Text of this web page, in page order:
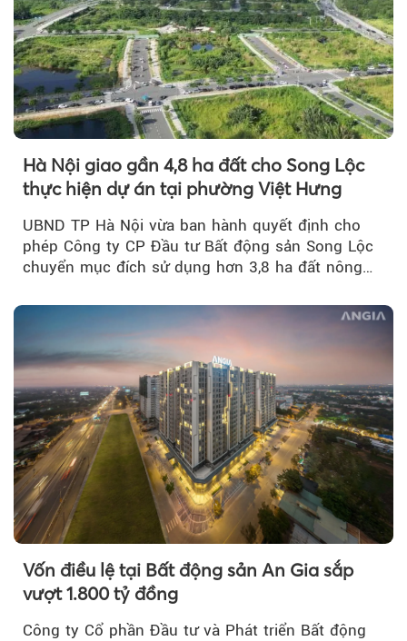
Hà Nội giao gần 4,8 ha đất cho Song Lộc
thực hiện dự án tại phường Việt Hưng
UBND TP Hà Nội vừa ban hành quyết định cho
phép Công ty CP Đầu tư Bất động sản Song Lộc
chuyển mục đích sử dụng hơn 3,8 ha đất nông
Vốn điều lệ tại Bất động sản An Gia sắp
vượt 1.800 tỷ đồng
Công ty Cổ phần Đầu tư và Phát triển Bất động